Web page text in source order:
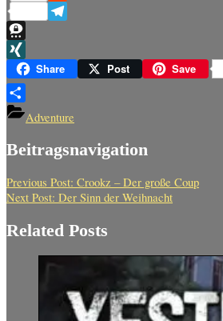
Reddit
Telegram
Threema
XINGShare Post Save
TeilenAdventure
Beitragsnavigation
Previous Post: Crookz – Der große Coup
Next Post: Der Sinn der Weihnacht
Related Posts